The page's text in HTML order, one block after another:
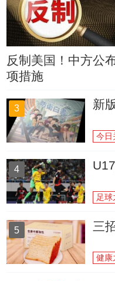
反制美国！中方公
项措施
3 新
今日
4
足球
5 三
健康